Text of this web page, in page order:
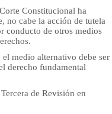
Constitucional ha
no cabe la acción de tutela
conducto de otros medios
medio alternativo debe ser
derecho fundamental
de Revisión en